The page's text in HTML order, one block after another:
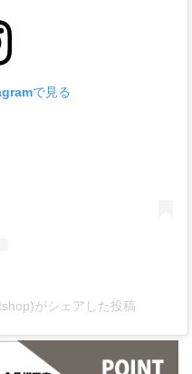
で見る
がシェアした投稿